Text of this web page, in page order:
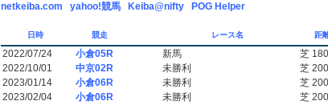
netkeiba.com yahoo!競馬 Keiba@nifty POG Helper
日時 競走 レース名 距
2022/07/24 小倉05R 新馬 芝
2022/10/01
中京02R 未勝利 芝
2023/01/14
小倉06R 未勝利 芝
2023/02/04
小倉06R 未勝利 芝